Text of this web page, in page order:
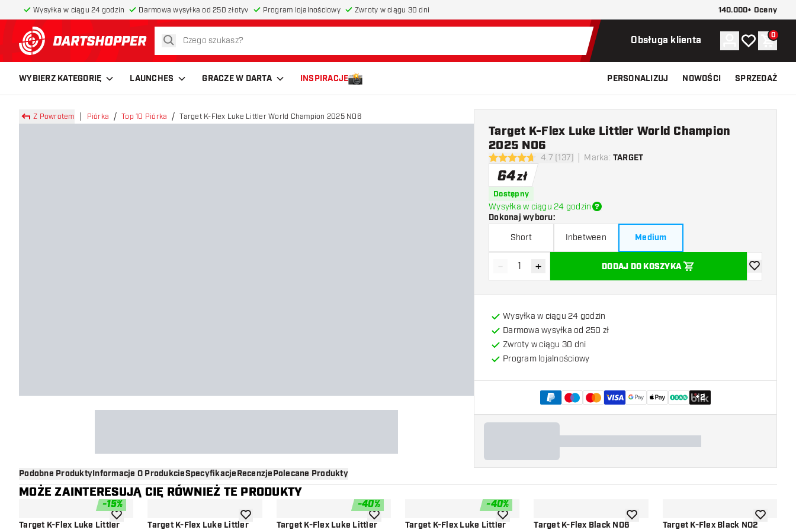
Wysyłka w ciągu 24 godzin Darmowa wysyłka od 250 złotyv Program lojalnościowy Zwroty w ciągu 30 dni 140.000+ Oceny
powrót do strony głównej
szukaj Obsługa klienta Konto
Moja listaKoszyk
0
WYBIERZ KATEGORIĘ LAUNCHES GRACZE W DARTA INSPIRACJE PERSONALIZUJ NOWOŚCI SPRZEDAŻ
Z Powrotem Piórka Top 10 Piórka Target K-Flex Luke Littler World Champion 2025 NO6
4.7 gwiazdki oceny
4.7 (137) Marka: TARGET
Target K-Flex Luke Littler World Champion
2025 NO6
64zł
Dostępny
Wysyłka w ciągu 24 godzin
Dokonaj wyboru:
Short Inbetween Medium
Zmniejsz ilość
- Zwiększ ilość
+ DODAJ DO KOSZYKA
dodaj do
Wysyłka w ciągu 24 godzin
Darmowa wysyłka od 250 zł
Zwroty w ciągu 30 dni
Program lojalnościowy
+2
Podobne ProduktyInformacje O ProdukcieSpecyfikacjeRecenzjePolecane Produkty
MOŻE ZAINTERESUJĄ CIĘ RÓWNIEŻ TE PRODUKTY
-15%
Target K-Flex Luke Littlerdodaj do listy życzeńTarget K-Flex Luke Littlerdodaj do listy życzeń
-40%
Target K-Flex Luke Littlerdodaj do listy życzeń
-40%
Target K-Flex Luke Littlerdodaj do listy życzeńTarget K-Flex Black NO6dodaj do listy życzeńTarget K-Flex Black NO2dodaj do